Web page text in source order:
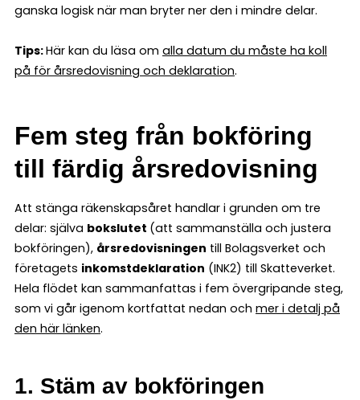
ganska logisk när man bryter ner den i mindre delar.
Tips:Här kan du läsa om alla datum du måste ha koll
på för årsredovisning och deklaration.
Fem steg från bokföring
till färdig årsredovisning
Att stänga räkenskapsåret handlar i grunden om tre
delar: själva bokslutet (att sammanställa och justera
bokföringen), årsredovisningen till Bolagsverket och
företagets inkomstdeklaration (INK2) till Skatteverket.
Hela flödet kan sammanfattas i fem övergripande steg,
som vi går igenom kortfattat nedan och mer i detalj på
den här länken.
1. Stäm av bokföringen